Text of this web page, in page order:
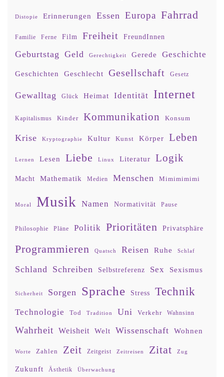
Distopie Erinnerungen Essen Europa Fahrrad
Familie Ferne Film Freiheit FreundInnen
Geburtstag Geld Gerechtigkeit Gerede Geschichte
Geschichten Geschlecht Gesellschaft Gesetz
Gewalltag Glück Heimat Identität Internet
Kapitalismus Kinder Kommunikation Konsum
Krise Kryptographie Kultur Kunst Körper Leben
Lernen Lesen Liebe Linux Literatur Logik
Macht Mathematik Medien Menschen Mimimimimi
Moral Musik Namen Normativität Pause
Philosophie Pläne Politik Prioritäten Privatsphäre
Programmieren Quatsch Reisen Ruhe Schlaf
Schland Schreiben Selbstreferenz Sex Sexismus
Sicherheit Sorgen Sprache Stress Technik
Technologie Tod Tradition Uni Verkehr Wahnsinn
Wahrheit Weisheit Welt Wissenschaft Wohnen
Worte Zahlen Zeit Zeitgeist Zeitreisen Zitat Zug
Zukunft Ästhetik Überwachung